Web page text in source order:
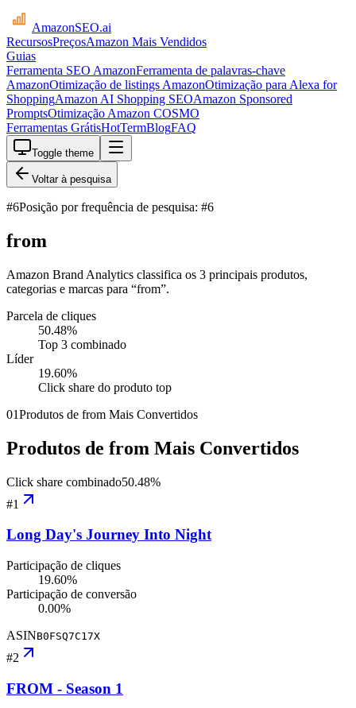
AmazonSEO.ai
RecursosPreçosAmazon Mais Vendidos
Guias
Ferramenta SEO AmazonFerramenta de palavras-chave
AmazonOtimização de listings AmazonOtimização para Alexa for
ShoppingAmazon AI Shopping SEOAmazon Sponsored
PromptsOtimização Amazon COSMO
Ferramentas GrátisHotTermBlogFAQ
Toggle theme
Voltar à pesquisa
#6Posição por frequência de pesquisa: #6
from
Amazon Brand Analytics classifica os 3 principais produtos,
categorias e marcas para “from”.
Parcela de cliques
50.48%
Top 3 combinado
Líder
19.60%
Click share do produto top
01Produtos de from Mais Convertidos
Produtos de from Mais Convertidos
Click share combinado50.48%
#1
Long Day's Journey Into Night
Participação de cliques
19.60%
Participação de conversão
0.00%
ASINB0FSQ7C17X
#2
FROM - Season 1